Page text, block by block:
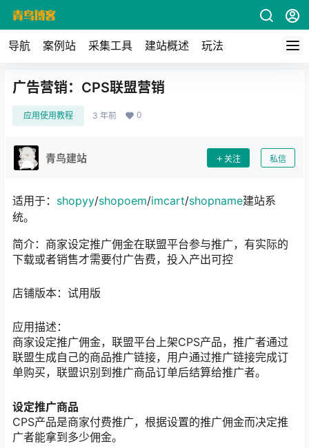
导航 案例站 采集工具 建站概述 玩法
广告营销：CPS联盟营销
应用使用教程 3 年前 0
青鸟建站 关注 私信
适用于： shopyy/shopoem/imcart/shopname建站系
统。
简介： 商家设定推广佣金在联盟平台参与推广，有实际的
下载或者销售才需要付广告费，投入产出可控
店铺版本：试用版
应用描述：
商家设定推广佣金，联盟平台上架CPS产品，推广者通过
联盟生成自己的商品推广链接，用户通过推广链接完成订
单购买，联盟识别到推广商品订单后结算给推广者。
设定推广商品
CPS产品是商家付费推广，根据设置的推广佣金而决定推
广者能拿到多少佣金。